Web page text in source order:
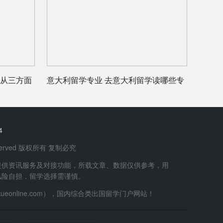
三方面
意大利留学专业 去意大利留学读哪些专
版权所有 复制必究
资讯服务及对接功能，所载文章、数据仅供参考，用
自担，留学选择需谨慎。
），国内综合类出国留学门户网站！